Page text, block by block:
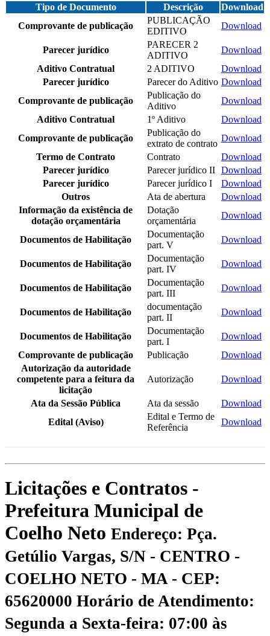
Tipo de Documento
Descrição
Download
Comprovante de publicação
PUBLICAÇÃO
EDITIVO
Download
Parecer jurídico
PARECER 2
ADITIVO
Download
Aditivo Contratual
2 ADITIVO
Download
Parecer jurídico
Parecer do Aditivo Download
Comprovante de publicação
Publicação do
Aditivo
Download
Aditivo Contratual
1º Aditivo
Download
Comprovante de publicação
Publicação do
extrato de contrato
Download
Termo de Contrato
Contrato
Download
Parecer jurídico
Parecer jurídico II Download
Parecer jurídico
Parecer jurídico I
Download
Outros
Ata de abertura
Download
Informação da existência de
dotação orçamentária
Dotação
orçamentária
Download
Documentos de Habilitação
Documentação
part. V
Download
Documentos de Habilitação
Documentação
part. IV
Download
Documentos de Habilitação
Documentação
part. III
Download
Documentos de Habilitação
documentação
part. II
Download
Documentos de Habilitação
Documentação
part. I
Download
Comprovante de publicação
Publicação
Download
Autorização da autoridade
competente para a feitura da
licitação
Autorização Download
Ata da Sessão Pública Ata da sessão
Download
Edital (Aviso)
Edital e Termo de
Referência
Download
Licitações e Contratos -
Prefeitura Municipal de
Coelho Neto Endereço: Pça.
Getúlio Vargas, S/N - CENTRO -
COELHO NETO - MA - CEP:
65620000 Horário de Atendimento:
Segunda a Sexta-feira: 07:00 às